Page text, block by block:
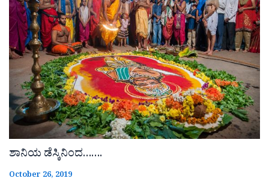
ಶಾನಿಯ ಡೆಸ್ಕಿನಿಂದ…….
October 26, 2019